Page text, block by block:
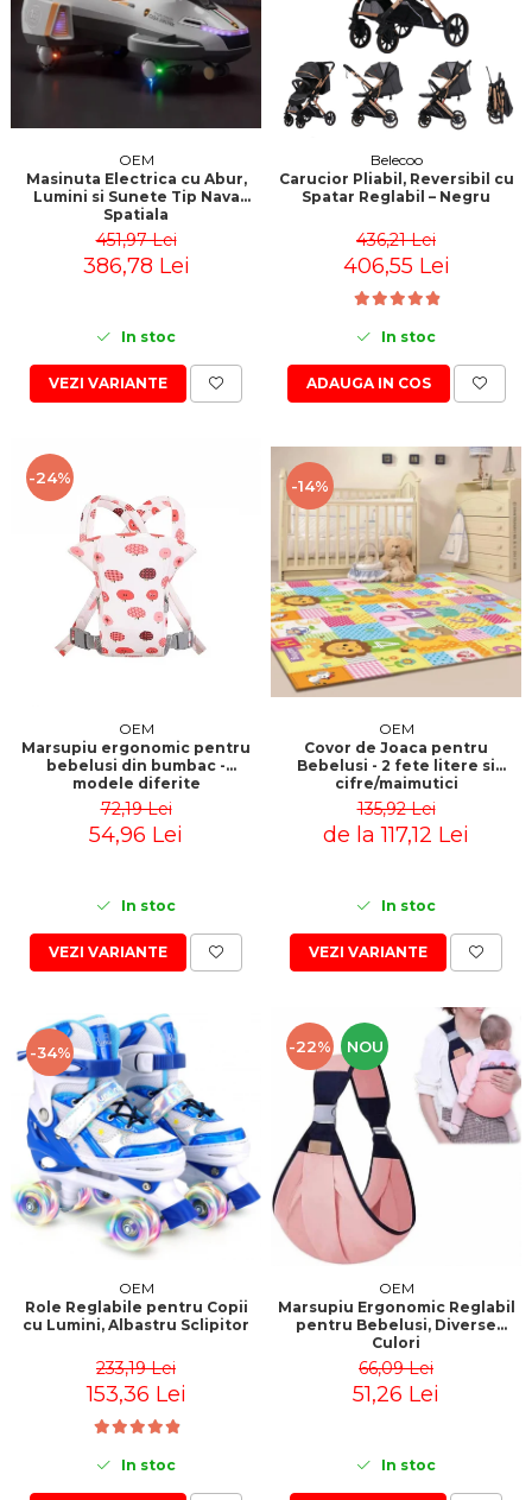
OEM
Masinuta Electrica cu Abur,
Lumini si Sunete Tip Nava
Spatiala
451,97 Lei
386,78 Lei
In stoc
VEZI VARIANTE
Belecoo
Carucior Pliabil, Reversibil cu
Spatar Reglabil – Negru
436,21 Lei
406,55 Lei
In stoc
ADAUGA IN COS
-24%
OEM
Marsupiu ergonomic pentru
bebelusi din bumbac -
modele diferite
72,19 Lei
54,96 Lei
In stoc
VEZI VARIANTE
-14%
OEM
Covor de Joaca pentru
Bebelusi - 2 fete litere si
cifre/maimutici
135,92 Lei
de la 117,12 Lei
In stoc
VEZI VARIANTE
-34%
OEM
Role Reglabile pentru Copii
cu Lumini, Albastru Sclipitor
233,19 Lei
153,36 Lei
In stoc
-22% NOU
OEM
Marsupiu Ergonomic Reglabil
pentru Bebelusi, Diverse
Culori
66,09 Lei
51,26 Lei
In stoc